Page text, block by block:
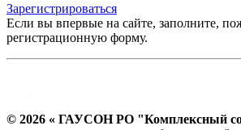
Зарегистрироваться
Если вы впервые на сайте, заполните,
регистрационную форму.
© 2026 « ГАУСОН РО "Комплексный